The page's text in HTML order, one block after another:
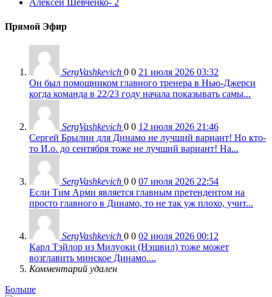
Алексей Шевченко- 2
Прямой Эфир
SergVashkevich 0 0 21 июля 2026 03:32
Он был помощником главного тренера в Нью-Джерси
когда команда в 22/23 году начала показывать самы...
SergVashkevich 0 0 12 июля 2026 21:46
Сергей Брылин для Динамо не лучший вариант! Но кто-
то И.о. до сентября тоже не лучший вариант! На...
SergVashkevich 0 0 07 июля 2026 22:54
Если Тим Арми является главным претендентом на
просто главного в Динамо, то не так уж плохо, учит...
SergVashkevich 0 0 02 июля 2026 00:12
Карл Тэйлор из Милуоки (Нэшвил) тоже может
возглавить минское Динамо....
Комментарий удален
Больше